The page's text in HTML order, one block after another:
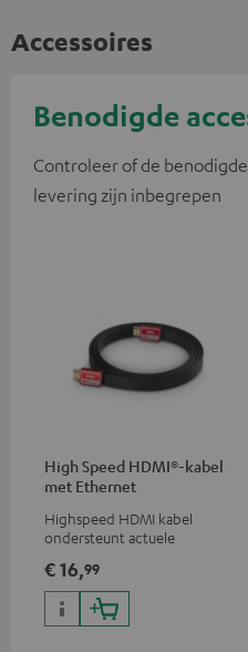
Accessoires
Benodigde
Controleer of de
levering zijn inbegrepen
High Speed HDMI®-kabel
met Ethernet
Highspeed HDMI kabel
ondersteunt actuele
4K 3D
€ 16,99